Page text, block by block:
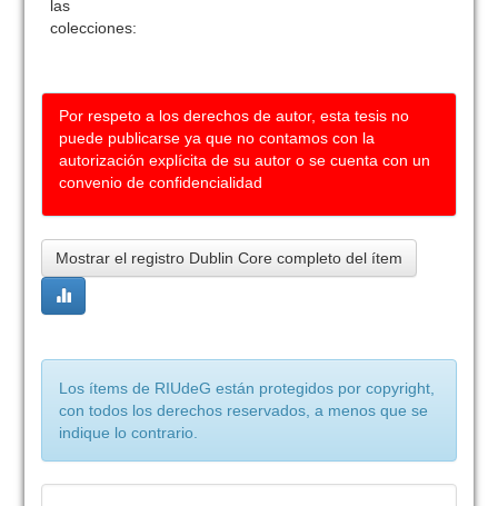
las
colecciones:
Por respeto a los derechos de autor, esta tesis no
puede publicarse ya que no contamos con la
autorización explícita de su autor o se cuenta con un
convenio de confidencialidad
Mostrar el registro Dublin Core completo del ítem
Los ítems de RIUdeG están protegidos por copyright,
con todos los derechos reservados, a menos que se
indique lo contrario.